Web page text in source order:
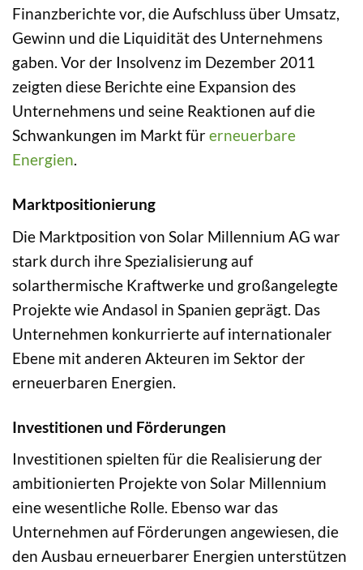
Finanzberichte vor, die Aufschluss über Umsatz,
Gewinn und die Liquidität des Unternehmens
gaben. Vor der Insolvenz im Dezember 2011
zeigten diese Berichte eine Expansion des
Unternehmens und seine Reaktionen auf die
Schwankungen im Markt fürerneuerbare
Energien.
Marktpositionierung
Die Marktposition von Solar Millennium AG war
stark durch ihre Spezialisierung auf
solarthermische Kraftwerke und großangelegte
Projekte wie Andasol in Spanien geprägt. Das
Unternehmen konkurrierte auf internationaler
Ebene mit anderen Akteuren im Sektor der
erneuerbaren Energien.
Investitionen und Förderungen
Investitionen spielten für die Realisierung der
ambitionierten Projekte von Solar Millennium
eine wesentliche Rolle. Ebenso war das
Unternehmen auf Förderungen angewiesen, die
den Ausbau erneuerbarer Energien unterstützen